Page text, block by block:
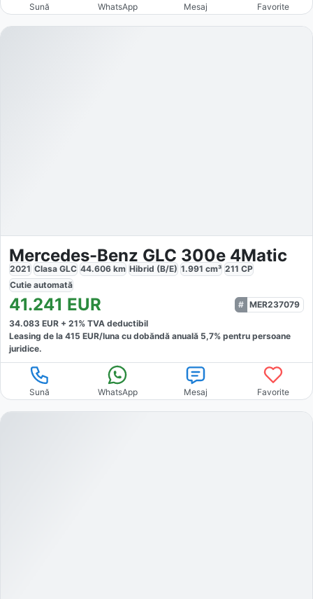
Sună WhatsApp Mesaj Favorite
Mercedes-Benz GLC 300e 4Matic
2021 Clasa GLC 44.606 km Hibrid (B/E) 1.991 cm³ 211 CP
Cutie automată
41.241 EUR
MER237079
34.083 EUR + 21% TVA deductibil
Leasing de la 415 EUR/luna cu dobăndă anuală 5,7% pentru persoane
juridice.
Sună WhatsApp Mesaj Favorite